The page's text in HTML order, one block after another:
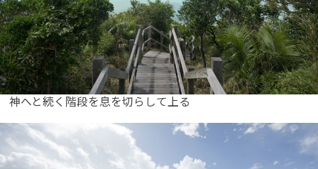
神へと続く階段を息を切らして上る